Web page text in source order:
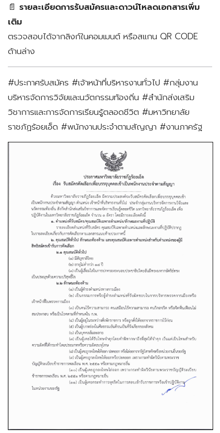
📄 รายละเอียดการรับสมัครและดาวน์โหลดเอกสารเพิ่ม
เติม
ตรวจสอบได้จากลิงก์ในคอมเมนต์ หรือสแกน QR CODE
ด้านล่าง
#ประกาศรับสมัคร #เจ้าหน้าที่บริหารงานทั่วไป #กลุ่มงาน
บริหารจัดการวิจัยและนวัตกรรมท้องถิ่น #สำนักส่งเสริม
วิชาการและการจัดการเรียนรู้ตลอดชีวิต #มหาวิทยาลัย
ราชภัฏร้อยเอ็ด #พนักงานประจำตามสัญญา #งานภาครัฐ